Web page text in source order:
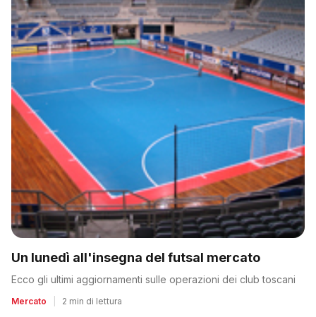
Un lunedì all'insegna del futsal mercato
Ecco gli ultimi aggiornamenti sulle operazioni dei club toscani
Mercato 2 min di lettura